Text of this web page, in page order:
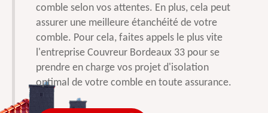
comble selon vos attentes. En plus, cela peut
assurer une meilleure étanchéité de votre
comble. Pour cela, faites appels le plus vite
l'entreprise Couvreur Bordeaux 33 pour se
prendre en charge vos projet d'isolation
optimal de votre comble en toute assurance.